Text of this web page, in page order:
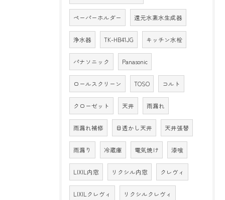
ペーパーホルダー 還元水素水生成器
浄水器 TK-HB41JG キッチン水栓
パナソニック Panasonic
ロールスクリーン TOSO コルト
クローゼット 天井 雨漏れ
雨漏れ補修 目透かし天井 天井張替
雨漏り 冷蔵庫 電気焼け 漆喰
LIXIL内窓 リクシル内窓 クレヴィ
LIXILクレヴィ リクシルクレヴィ